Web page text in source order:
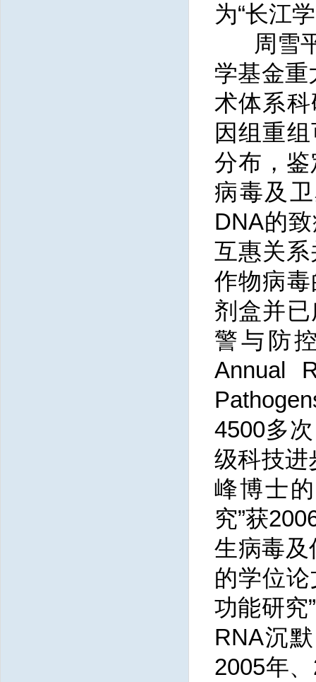
为“长江
周雪平
学基金重
术体系
因组重
分布，
病毒及
DNA的
互惠关
作物病
剂盒并
警与防
Annual
4500多
级科技进
峰博士
究”获
生病毒及
的学位
功能研究
RNA沉
2005年